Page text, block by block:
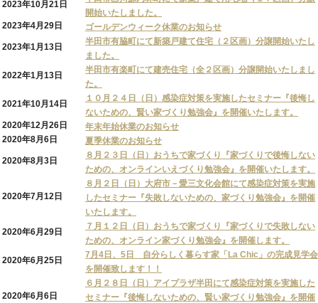
2023年10月21日
開始いたしました。
2023年4月29日
ゴールデンウィーク休業のお知らせ
2023年1月13日
半田市有脇町にて新築戸建て住宅（２区画）分譲開始いたし
ました。
2022年1月13日
半田市有楽町にて建売住宅（全２区画）分譲開始いたしまし
た。
2021年10月14日
１０月２４日（日）感染症対策を実施したセミナー『後悔し
ないための、賢い家づくり勉強会』を開催いたします。
2020年12月26日
年末年始休業のお知らせ
2020年8月6日
夏季休業のお知らせ
2020年8月3日
８月２３日（日）おうちで家づくり『家づくりで後悔しない
ための、オンラインいえづくり勉強会』を開催いたします。
2020年7月12日
８月２日（日）大府市－愛三文化会館にて感染症対策を実施
したセミナー『失敗しないための、家づくり勉強会』を開催
いたします。
2020年6月29日
７月１２日（日）おうちで家づくり『家づくりで失敗しない
ための、オンライン家づくり勉強会』を開催します。
2020年6月25日
7月4日、5日 自分らしく暮らす家「La Chic」の完成見学会
を開催致します！！
2020年6月6日
６月２８日（日）アイプラザ半田にて感染症対策を実施した
セミナー『後悔しないための、賢い家づくり勉強会』を開催